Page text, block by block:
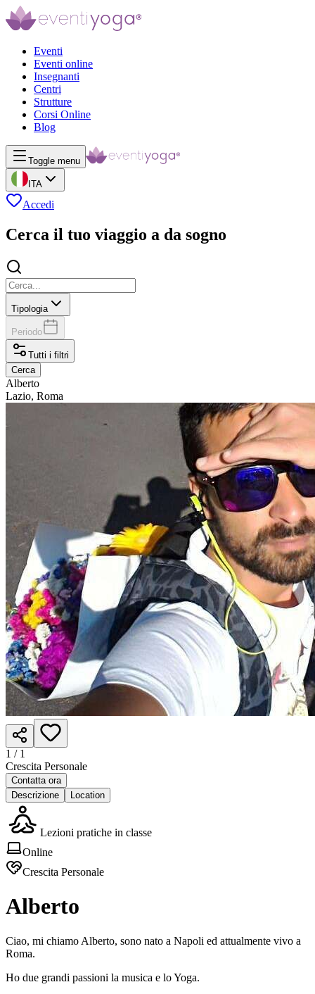
Eventi
Eventi online
Insegnanti
Centri
Strutture
Corsi Online
Blog
Toggle menu
ITA
Accedi
Cerca il tuo viaggio a da sogno
Tipologia
Periodo
Tutti i filtri
Cerca
Alberto
Lazio, Roma
1 / 1
Crescita Personale
Contatta ora
Descrizione
Location
Lezioni pratiche in classe
Online
Crescita Personale
Alberto
Ciao, mi chiamo Alberto, sono nato a Napoli ed attualmente vivo a
Roma.
Ho due grandi passioni la musica e lo Yoga.